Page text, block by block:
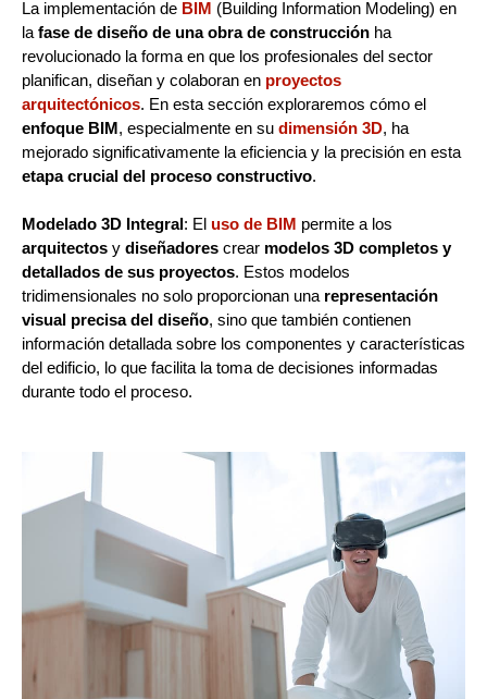
La implementación de BIM (Building Information Modeling) en
la fase de diseño de una obra de construcción ha
revolucionado la forma en que los profesionales del sector
planifican, diseñan y colaboran en proyectos
arquitectónicos. En esta sección exploraremos cómo el
enfoque BIM, especialmente en su dimensión 3D, ha
mejorado significativamente la eficiencia y la precisión en esta
etapa crucial del proceso constructivo.
Modelado 3D Integral: El uso de BIM permite a los
arquitectos y diseñadores crear modelos 3D completos y
detallados de sus proyectos. Estos modelos
tridimensionales no solo proporcionan una representación
visual precisa del diseño, sino que también contienen
información detallada sobre los componentes y características
del edificio, lo que facilita la toma de decisiones informadas
durante todo el proceso.